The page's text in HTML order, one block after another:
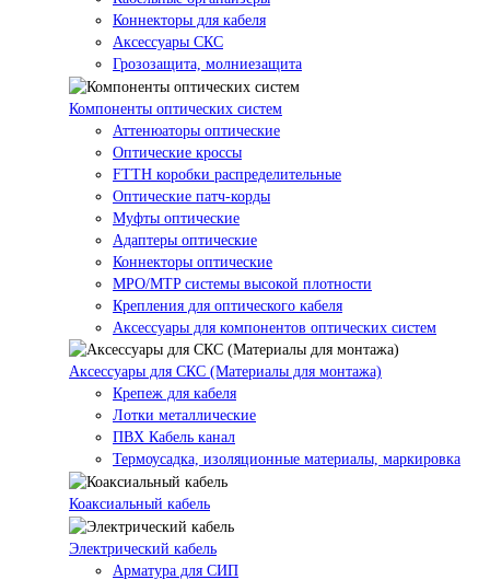
Коннекторы для кабеля
Аксессуары СКС
Грозозащита, молниезащита
Компоненты оптических систем
Аттенюаторы оптические
Оптические кроссы
FTTH коробки распределительные
Оптические патч-корды
Муфты оптические
Адаптеры оптические
Коннекторы оптические
MPO/MTP системы высокой плотности
Крепления для оптического кабеля
Аксессуары для компонентов оптических систем
Аксессуары для СКС (Материалы для монтажа)
Крепеж для кабеля
Лотки металлические
ПВХ Кабель канал
Термоусадка, изоляционные материалы, маркировка
Коаксиальный кабель
Электрический кабель
Арматура для СИП